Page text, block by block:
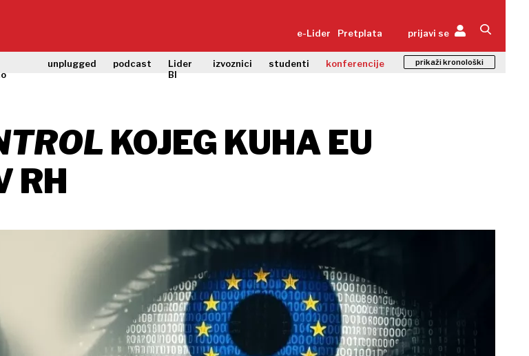
e-Lider Pretplata prijavi se
unplugged podcast
Lider
BI
izvoznici studenti konferencije prikaži kronološki
KOJEG KUHA EU
RH